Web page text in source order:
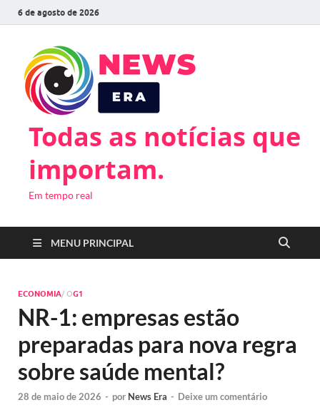
6 de agosto de 2026
Todas as notícias que
importam.
Em tempo real
MENU PRINCIPAL
ECONOMIA/ OG1
NR-1: empresas estão
preparadas para nova regra
sobre saúde mental?
28 de maio de 2026 - por News Era - Deixe um comentário